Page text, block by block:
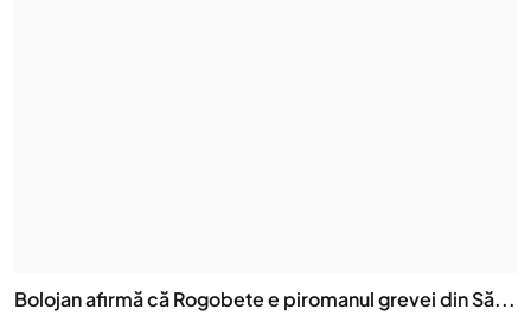
Bolojan afirmă că Rogobete e piromanul grevei din Să...